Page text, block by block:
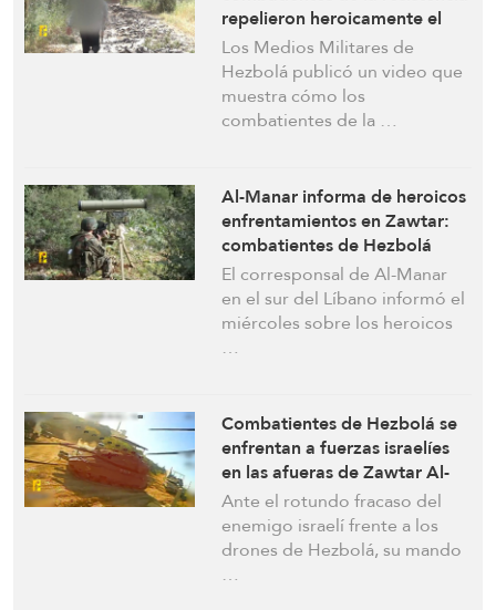
repelieron heroicamente el
avance de las Fuerzas de
ocupación israelíes en la
ciudad de Hadatha, en el sur
del Líbano
Los Medios Militares de
Hezbolá publicó un video que
muestra cómo los
combatientes de la …
Al-Manar informa de heroicos
enfrentamientos en Zawtar:
combatientes de Hezbolá
repelen un intento de avance
israelí
El corresponsal de Al-Manar
en el sur del Líbano informó el
miércoles sobre los heroicos
…
Combatientes de Hezbolá se
enfrentan a fuerzas israelíes
en las afueras de Zawtar Al-
Sharqiya, impidiendo
cualquier avance hacia la
ciudad del sur del Líbano
Ante el rotundo fracaso del
enemigo israelí frente a los
drones de Hezbolá, su mando
…